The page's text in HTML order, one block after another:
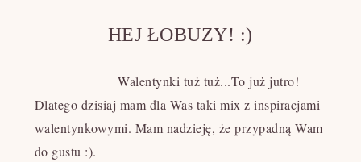
HEJ ŁOBUZY! :)
Walentynki tuż tuż...To już jutro!
Dlatego dzisiaj mam dla Was taki mix z inspiracjami
walentynkowymi. Mam nadzieję, że przypadną Wam
do gustu :).